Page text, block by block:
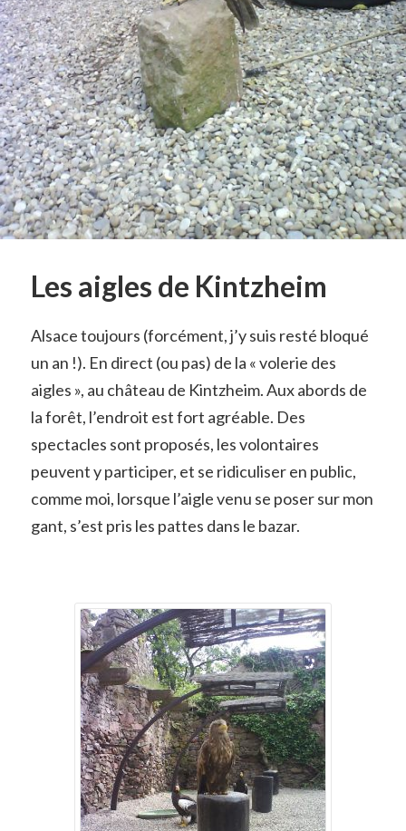
Les aigles de Kintzheim
Alsace toujours (forcément, j’y suis resté bloqué
un an !). En direct (ou pas) de la « volerie des
aigles », au château de Kintzheim. Aux abords de
la forêt, l’endroit est fort agréable. Des
spectacles sont proposés, les volontaires
peuvent y participer, et se ridiculiser en public,
comme moi, lorsque l’aigle venu se poser sur mon
gant, s’est pris les pattes dans le bazar.